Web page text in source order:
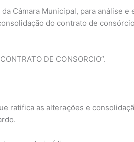
Câmara Municipal, para análise
do contrato de
DE CONSORCIO”.
ratifica as alterações e